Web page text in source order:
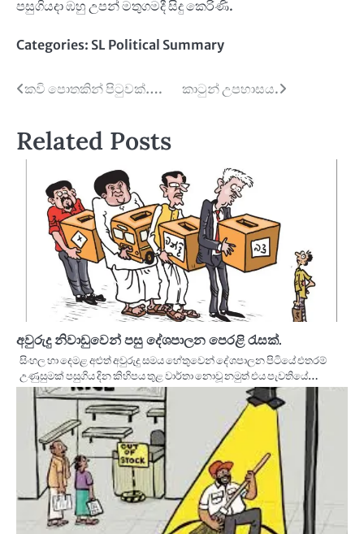
පසුගියදා ඹහු උපන් මතුගමදී සිදු කෙරිණි.
Categories: SL Political Summary
Post
කවි පොතකින් පිටුවක්…. කාටුන් උපහාසය.
Related Posts
අවුරුදු නිවාඩුවෙන් පසු දේශපාලන පෙරළි රැසක්.
සිංහල හා දෙමළ අළුත් අවුරුදු සමය හේතුවෙන් දේශපාලන පිටියේ එතරම්
උණුසුමක් පසුගිය දින කිහිපය තුළ වාර්තා නොවූ නමුත් එය පැවතියේ…